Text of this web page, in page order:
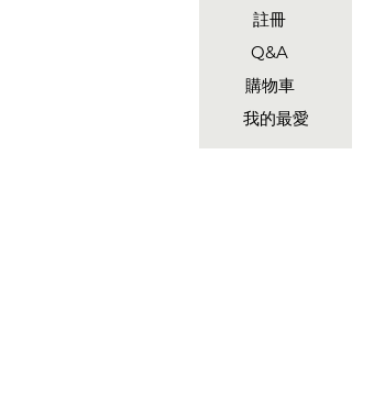
註冊
Q&A
購物車
我的最愛